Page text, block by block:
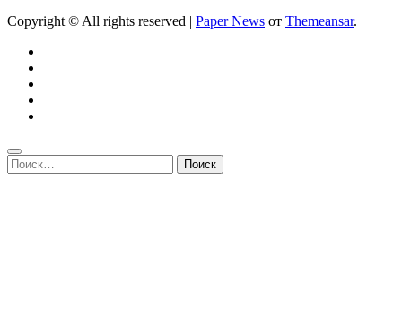
Copyright © All rights reserved | Paper News от Themeansar.
Найти: